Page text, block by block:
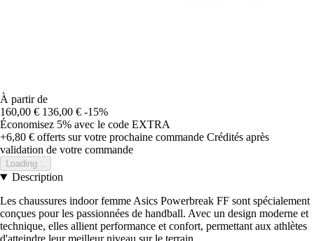
À partir de
160,00 € 136,00 € -15%
Économisez 5% avec le code EXTRA
+6,80 € offerts sur votre prochaine commande Crédités après
validation de votre commande
Loading...
Description
Les chaussures indoor femme Asics Powerbreak FF sont spécialement
conçues pour les passionnées de handball. Avec un design moderne et
technique, elles allient performance et confort, permettant aux athlètes